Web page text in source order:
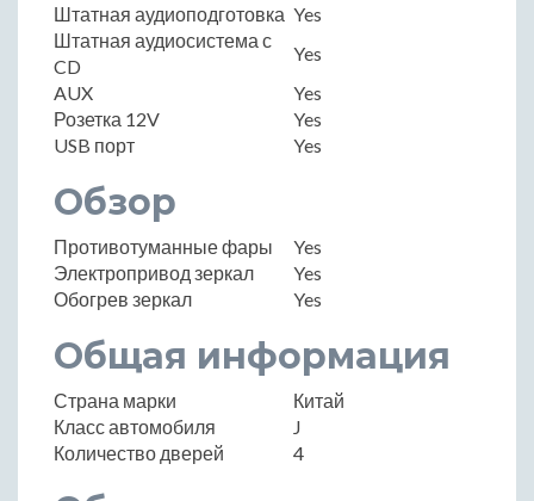
Штатная аудиоподготовка Yes
Штатная аудиосистема с
CD
Yes
AUX
Yes
Розетка 12V
Yes
USB порт
Yes
Обзор
Противотуманные фары
Yes
Электропривод зеркал
Yes
Обогрев зеркал
Yes
Общая информация
Страна марки
Китай
Класс автомобиля
J
Количество дверей
4